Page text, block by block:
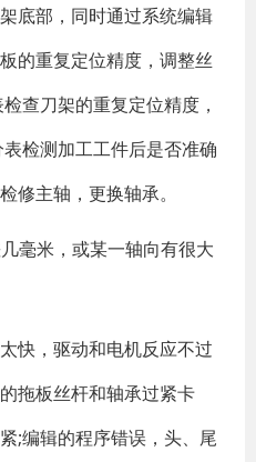
底部，同时通过系统编辑
的重复定位精度，调整丝
查刀架的重复定位精度，
检测加工工件后是否准确
修主轴，更换轴承。
毫米，或某一轴向有很大
快，驱动和电机反应不过
拖板丝杆和轴承过紧卡
;编辑的程序错误，头、尾